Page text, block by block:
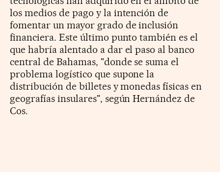
los medios de pago y la intención de
fomentar un mayor grado de inclusión
financiera. Este último punto también es el
que habría alentado a dar el paso al banco
central de Bahamas, "donde se suma el
problema logístico que supone la
distribución de billetes y monedas físicas en
geografías insulares", según Hernández de
Cos.